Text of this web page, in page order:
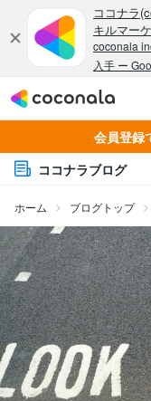
会員登録
ココナラブログ
ホーム ブログトップ